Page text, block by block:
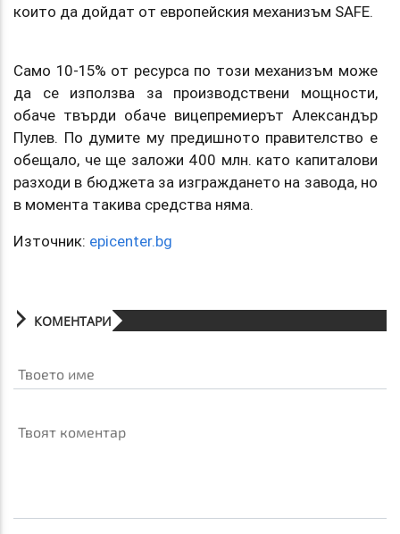
които да дойдат от европейския механизъм SAFE.
Само 10-15% от ресурса по този механизъм може
да се използва за производствени мощности,
обаче твърди обаче вицепремиерът Александър
Пулев. По думите му предишното правителство е
обещало, че ще заложи 400 млн. като капиталови
разходи в бюджета за изграждането на завода, но
в момента такива средства няма.
Източник: epicenter.bg
КОМЕНТАРИ
Твоето име
Твоят коментар